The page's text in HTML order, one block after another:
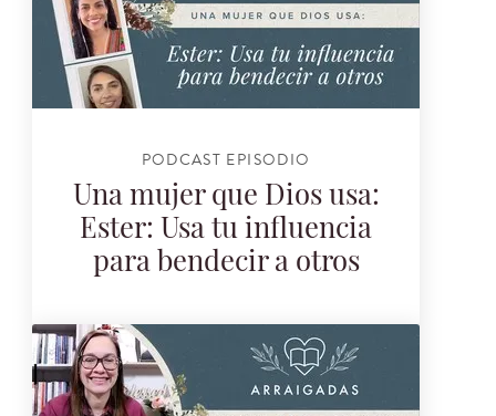
PODCAST EPISODIO
Una mujer que Dios usa:
Ester: Usa tu influencia
para bendecir a otros